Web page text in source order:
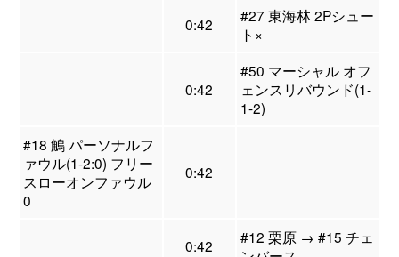
0:42
#27 東海林 2Pシュー
ト×
0:42
#50 マーシャル オフ
ェンスリバウンド(1-
1-2)
#18 鵤 パーソナルフ
ァウル(1-2:0) フリー
スローオンファウル
0
0:42
0:42
#12 栗原 → #15 チェ